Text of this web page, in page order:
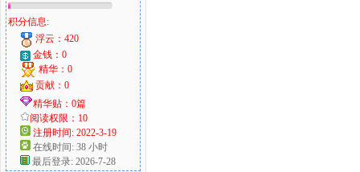
积分信息:
浮云：420
金钱：0
精华：0
贡献：0
精华贴：0篇
阅读权限：10
注册时间: 2022-3-19
在线时间: 38 小时
最后登录: 2026-7-28